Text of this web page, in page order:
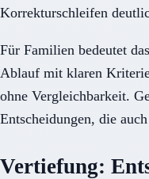
Korrekturschleifen
Für Familien bedeutet
Ablauf mit klaren
ohne Vergleichbarkeit.
Entscheidungen, die
Vertiefung: